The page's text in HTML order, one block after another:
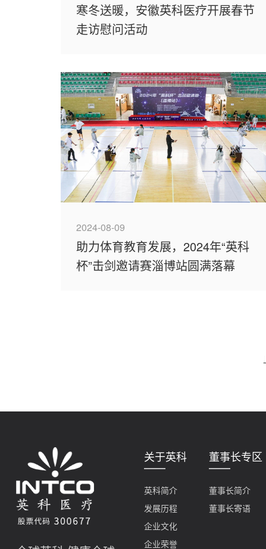
寒冬送暖，安徽英科医疗开展春节
走访慰问活动
2024-08-09
助力体育教育发展，2024年“英科
杯”击剑邀请赛淄博站圆满落幕
关于英科
英科简介
发展历程
企业文化
企业荣誉
董事长专区
董事长简介
董事长寄语